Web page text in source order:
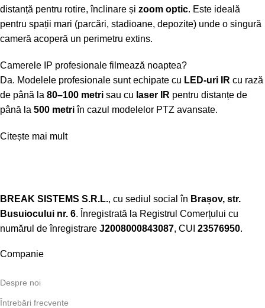
distanță pentru rotire, înclinare și zoom optic. Este ideală
pentru spații mari (parcări, stadioane, depozite) unde o singură
cameră acoperă un perimetru extins.
Camerele IP profesionale filmează noaptea?
Da. Modelele profesionale sunt echipate cu LED-uri IR cu rază
de până la 80–100 metri sau cu laser IR pentru distanțe de
până la 500 metriîn cazul modelelor PTZ avansate.
Citește mai mult
BREAK SISTEMS S.R.L., cu sediul social în Brașov, str.
Busuiocului nr. 6. Înregistrată la Registrul Comerțului cu
numărul de înregistrare J2008000843087, CUI 23576950.​
Companie
Despre noi
Întrebări frecvente